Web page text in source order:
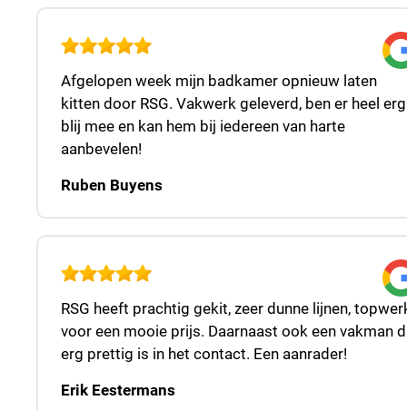
Afgelopen week mijn badkamer opnieuw laten
kitten door RSG. Vakwerk geleverd, ben er heel erg
blij mee en kan hem bij iedereen van harte
aanbevelen!
Ruben Buyens
RSG heeft prachtig gekit, zeer dunne lijnen,
voor een mooie prijs. Daarnaast ook een vakman
erg prettig is in het contact. Een aanrader!
Erik Eestermans